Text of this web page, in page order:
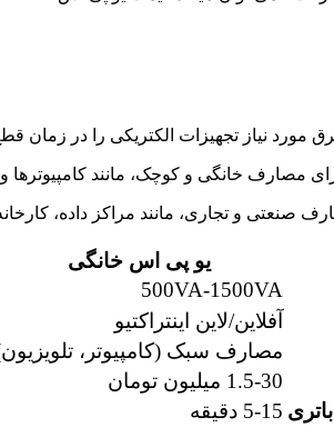
نیاز تجهیزات الکتریکی را در زمان
مصارف خانگی و کوچک، مانند کامپیوترها
صنعتی و تجاری، مانند مراکز داده،
یو پی اس خانگی
500VA-1500VA
آفلاین/لاین اینتراکتیو
مصارف سبک (کامپیوتر،
1.5-30 میلیون تومان
5-15 دقیقه